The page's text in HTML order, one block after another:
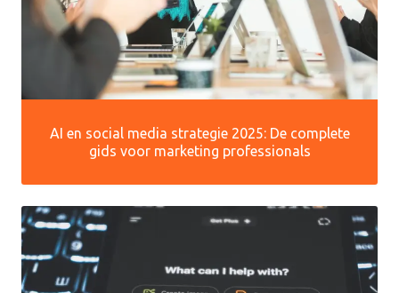
AI en social media strategie 2025: De complete
gids voor marketing professionals